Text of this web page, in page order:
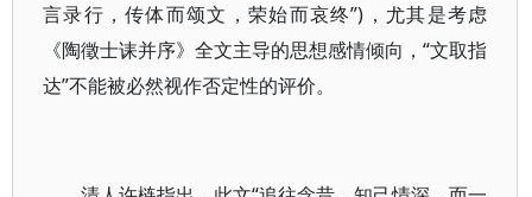
言录行，传体而颂文，荣始而哀终”)，尤其是考虑
《陶徵士诔并序》全文主导的思想感情倾向，“文取指
达”不能被必然视作否定性的评价。